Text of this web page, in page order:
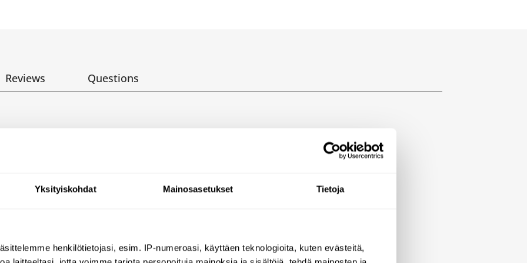
Yksityiskohdat Mainosasetukset Tietoja
henkilötietojasi, esim. IP-numeroasi, käyttäen teknologioita, kuten evästeitä,
Reviews Questions
with SECURITHERM sequential mixer
shower panel for wall-mounted exposed installation:
mixer (non time flow).
up to 39°C.
39°C, can be adjusted.
off if cold or hot water supply fails.